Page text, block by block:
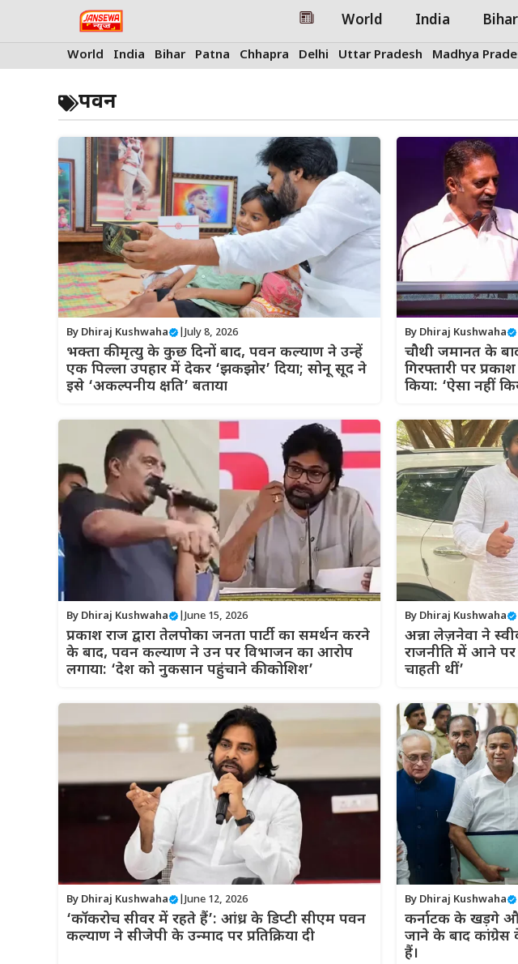
World India Bihar
World India Bihar Patna Chhapra Delhi Uttar Pradesh Madhya
पवन
By Dhiraj Kushwaha July 8, 2026
भक्ता की मृत्यु के कुछ दिनों बाद, पवन कल्याण ने उन्हें
एक पिल्ला उपहार में देकर ‘झकझोर’ दिया; सोनू सूद ने
इसे ‘अकल्पनीय क्षति’ बताया
By Dhiraj Kushwaha |
चौथी जमानत के
गिरफ्तारी पर
किया: ‘ऐसा नहीं
By Dhiraj Kushwaha June 15, 2026
प्रकाश राज द्वारा तेलपोका जनता पार्टी का समर्थन करने
के बाद, पवन कल्याण ने उन पर विभाजन का आरोप
लगाया: ‘देश को नुकसान पहुंचाने की कोशिश’
By Dhiraj Kushwaha |
अन्ना लेज़नेवा ने
राजनीति में आने पर
चाहती थीं’
By Dhiraj Kushwaha June 12, 2026
‘कॉकरोच सीवर में रहते हैं’: आंध्र के डिप्टी सीएम पवन
कल्याण ने सीजेपी के उन्माद पर प्रतिक्रिया दी
By Dhiraj Kushwaha |
कर्नाटक के खड़गे
जाने के बाद
हैं।